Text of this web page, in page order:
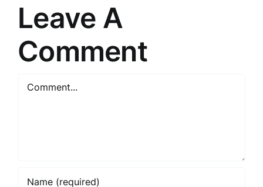
Leave A
Comment
Comment